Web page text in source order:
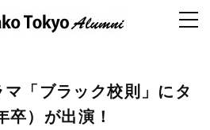
「ブラック校則」にタ
）が出演！